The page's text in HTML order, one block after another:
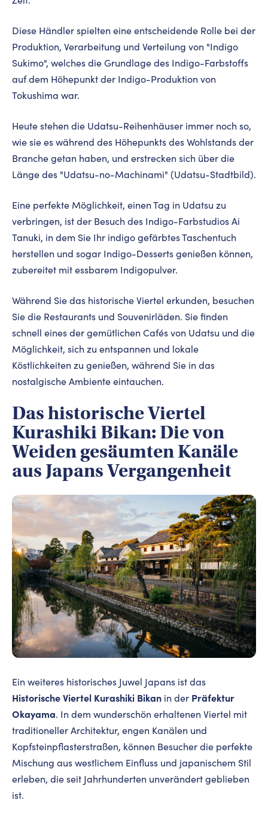
Diese Händler spielten eine entscheidende Rolle bei der
Produktion, Verarbeitung und Verteilung von "Indigo
Sukimo", welches die Grundlage des Indigo-Farbstoffs
auf dem Höhepunkt der Indigo-Produktion von
Tokushima war.
Heute stehen die Udatsu-Reihenhäuser immer noch so,
wie sie es während des Höhepunkts des Wohlstands der
Branche getan haben, und erstrecken sich über die
Länge des "Udatsu-no-Machinami" (Udatsu-Stadtbild).
Eine perfekte Möglichkeit, einen Tag in Udatsu zu
verbringen, ist der Besuch des Indigo-Farbstudios Ai
Tanuki, in dem Sie Ihr indigo gefärbtes Taschentuch
herstellen und sogar Indigo-Desserts genießen können,
zubereitet mit essbarem Indigopulver.
Während Sie das historische Viertel erkunden, besuchen
Sie die Restaurants und Souvenirläden. Sie finden
schnell eines der gemütlichen Cafés von Udatsu und die
Möglichkeit, sich zu entspannen und lokale
Köstlichkeiten zu genießen, während Sie in das
nostalgische Ambiente eintauchen.
Das historische Viertel
Kurashiki Bikan: Die von
Weiden gesäumten Kanäle
aus Japans Vergangenheit
Ein weiteres historisches Juwel Japans ist das
Historische Viertel Kurashiki Bikan in der Präfektur
Okayama. In dem wunderschön erhaltenen Viertel mit
traditioneller Architektur, engen Kanälen und
Kopfsteinpflasterstraßen, können Besucher die perfekte
Mischung aus westlichem Einfluss und japanischem Stil
erleben, die seit Jahrhunderten unverändert geblieben
ist.